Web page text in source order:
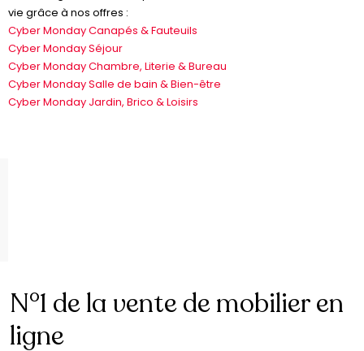
vie grâce à nos offres :
Cyber Monday Canapés & Fauteuils
Cyber Monday Séjour
Cyber Monday Chambre, Literie & Bureau
Cyber Monday Salle de bain & Bien-être
Cyber Monday Jardin, Brico & Loisirs
N°1 de la vente de mobilier en
ligne